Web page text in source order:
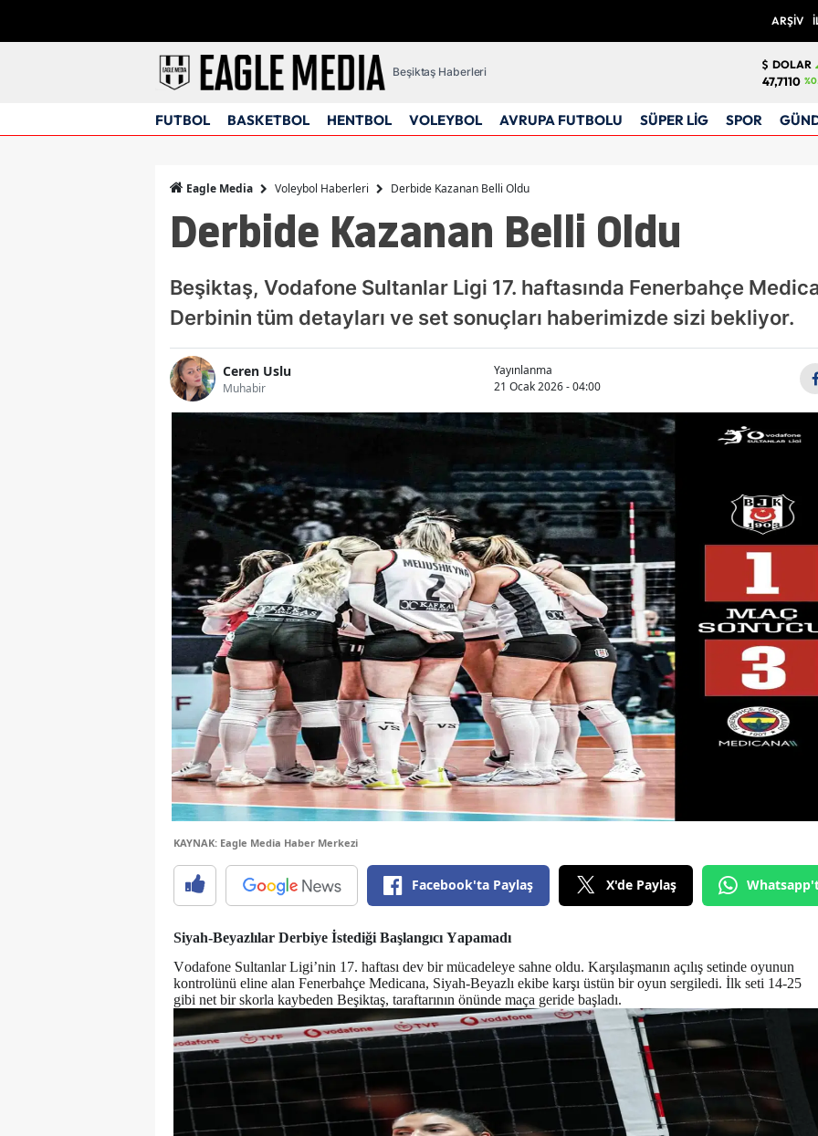
ARŞİV
Beşiktaş Haberleri
DOLAR
47,7110
FUTBOL BASKETBOL HENTBOL VOLEYBOL AVRUPA FUTBOLU SÜPER LİG SPOR
Eagle Media Voleybol Haberleri Derbide Kazanan Belli Oldu
Derbide Kazanan Belli Oldu
Beşiktaş, Vodafone Sultanlar Ligi 17. haftasında Fenerbahçe
Derbinin tüm detayları ve set sonuçları haberimizde sizi bekliyor.
Ceren Uslu
Muhabir
Yayınlanma
21 Ocak 2026 - 04:00
KAYNAK: Eagle Media Haber Merkezi
Facebook'ta Paylaş X'de Paylaş
Siyah-Beyazlılar Derbiye İstediği Başlangıcı Yapamadı
Vodafone Sultanlar Ligi’nin 17. haftası dev bir mücadeleye sahne oldu. Karşılaşmanın açılış setinde oyunun
kontrolünü eline alan Fenerbahçe Medicana, Siyah-Beyazlı ekibe karşı üstün bir oyun sergiledi. İlk seti 14-25
gibi net bir skorla kaybeden Beşiktaş, taraftarının önünde maça geride başladı.